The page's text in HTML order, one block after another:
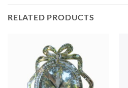
RELATED PRODUCTS